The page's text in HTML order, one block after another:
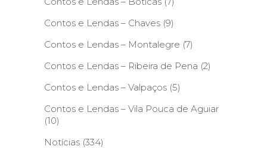
Contos e Lendas – Chaves (9)
Contos e Lendas – Montalegre (7)
Contos e Lendas – Ribeira de Pena (2)
Contos e Lendas – Valpaços (5)
Contos e Lendas – Vila Pouca de Aguiar
(10)
Notícias (334)